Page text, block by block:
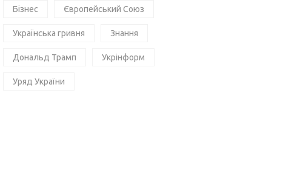
Бізнес Європейський Союз
Українська гривня Знання
Дональд Трамп Укрінформ
Уряд України